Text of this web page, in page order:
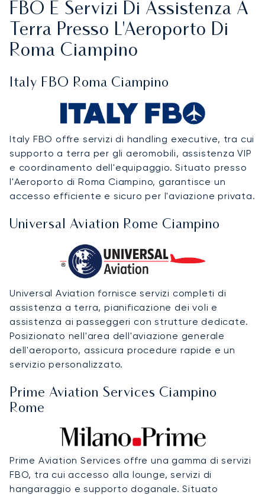
FBO E Servizi Di Assistenza A
Terra Presso L'Aeroporto Di
Roma Ciampino
Italy FBO Roma Ciampino
Italy FBO offre servizi di handling executive, tra cui
supporto a terra per gli aeromobili, assistenza VIP
e coordinamento dell'equipaggio. Situato presso
l'Aeroporto di Roma Ciampino, garantisce un
accesso efficiente e sicuro per l'aviazione privata.
Universal Aviation Rome Ciampino
Universal Aviation fornisce servizi completi di
assistenza a terra, pianificazione dei voli e
assistenza ai passeggeri con strutture dedicate.
Posizionato nell'area dell'aviazione generale
dell'aeroporto, assicura procedure rapide e un
servizio personalizzato.
Prime Aviation Services Ciampino
Rome
Prime Aviation Services offre una gamma di servizi
FBO, tra cui accesso alla lounge, servizi di
hangaraggio e supporto doganale. Situato